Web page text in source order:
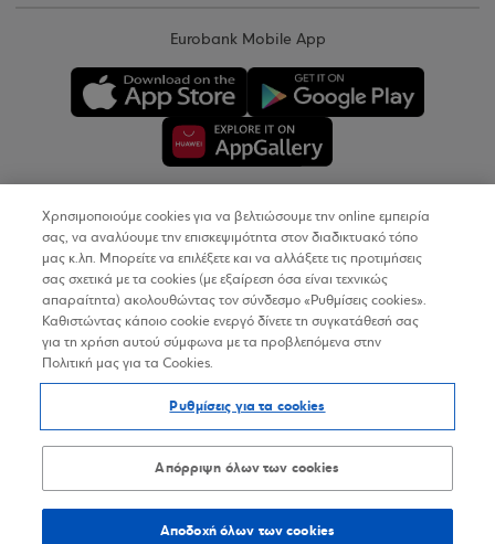
Eurobank Mobile App
Copyright © 2026
Όροι Χρήσης
Προσωπικά Δεδομένα στον Διαδικτυακό Τόπο
Δήλωση Προσβασιμότητας
Sitemap
Χρησιμοποιούμε cookies για να βελτιώσουμε την online εμπειρία
σας, να αναλύουμε την επισκεψιμότητα στον διαδικτυακό τόπο
μας κ.λπ. Μπορείτε να επιλέξετε και να αλλάξετε τις προτιμήσεις
σας σχετικά με τα cookies (με εξαίρεση όσα είναι τεχνικώς
απαραίτητα) ακολουθώντας τον σύνδεσμο «Ρυθμίσεις cookies».
Καθιστώντας κάποιο cookie ενεργό δίνετε τη συγκατάθεσή σας
για τη χρήση αυτού σύμφωνα με τα προβλεπόμενα στην
Πολιτική μας για τα Cookies.
Ρυθμίσεις για τα cookies
Απόρριψη όλων των cookies
Αποδοχή όλων των cookies